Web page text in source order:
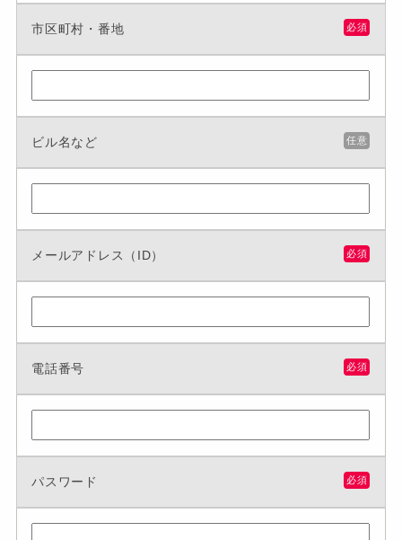
市区町村・番地 必須
ビル名など 任意
メールアドレス（ID） 必須
電話番号 必須
パスワード 必須